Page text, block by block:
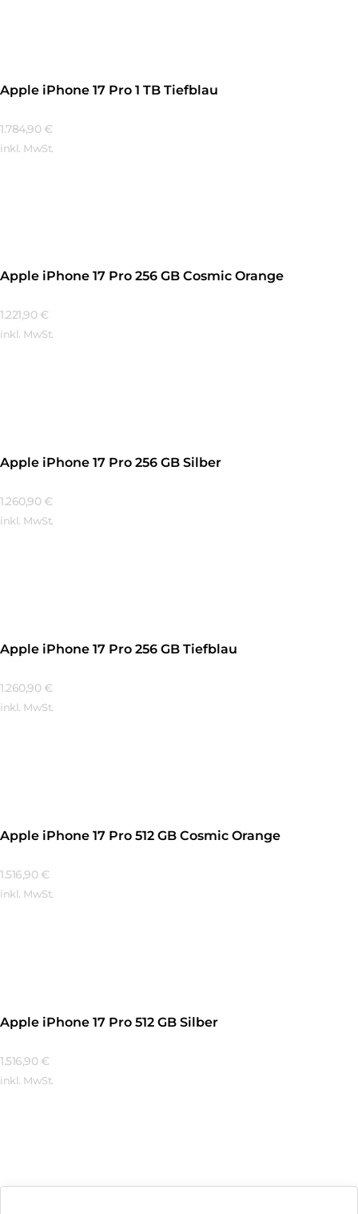
Apple iPhone 17 Pro 1 TB Tiefblau
1.784,90 €
inkl. MwSt.
Apple iPhone 17 Pro 256 GB Cosmic Orange
1.221,90 €
inkl. MwSt.
Apple iPhone 17 Pro 256 GB Silber
1.260,90 €
inkl. MwSt.
Apple iPhone 17 Pro 256 GB Tiefblau
1.260,90 €
inkl. MwSt.
Apple iPhone 17 Pro 512 GB Cosmic Orange
1.516,90 €
inkl. MwSt.
Apple iPhone 17 Pro 512 GB Silber
1.516,90 €
inkl. MwSt.